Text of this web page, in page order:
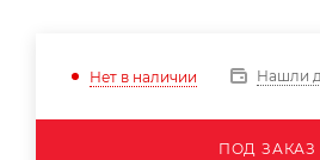
Нет в наличии Нашли
ПОД ЗАКАЗ